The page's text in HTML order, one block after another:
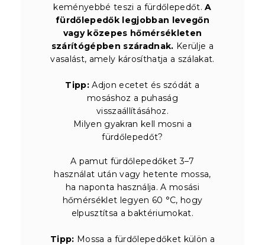
keményebbé teszi a fürdőlepedőt.A
fürdőlepedők legjobban levegőn
vagy közepes hőmérsékleten
szárítógépben száradnak. Kerülje a
vasalást, amely károsíthatja a szálakat.
Tipp: Adjon ecetet és szódát a
mosáshoz a puhaság
visszaállításához.
Milyen gyakran kell mosni a
fürdőlepedőt?
A pamut fürdőlepedőket 3–7
használat után vagy hetente mossa,
ha naponta használja. A mosási
hőmérséklet legyen 60 °C, hogy
elpusztítsa a baktériumokat.
Tipp: Mossa a fürdőlepedőket külön a